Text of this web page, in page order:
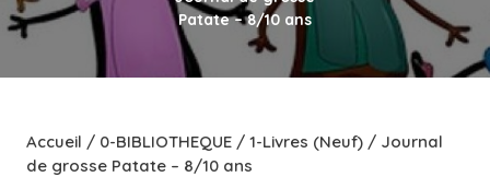
Patate – 8/10 ans
Accueil / 0-BIBLIOTHEQUE / 1-Livres (Neuf) / Journal
de grosse Patate – 8/10 ans